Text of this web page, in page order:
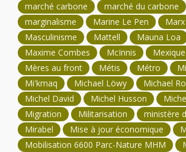
marché carbone
marché du carbone
marginalisme
Marine Le Pen
Marx
Masculinisme
Mattell
Mauna Loa
Maxime Combes
McInnis
Mexique
Mères au front
Métis Métro
Mi'kmaq
Michael Löwy
Michael
Michel David
Michel Husson
Migration
Militarisation
ministère
Mirabel
Mise à jour économique
Mobilisation 6600 Parc-Nature MHM